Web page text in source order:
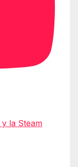
la Steam